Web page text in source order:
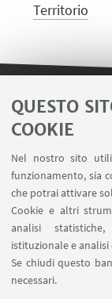
QUESTO
COOKIE
Nel nostro sito
funzionamento, sia
che potrai attivare
Cookie e altri
analisi
istituzionale e
Se chiudi questo
necessari.
Territorio